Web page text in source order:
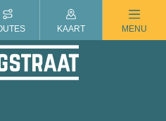
KAART MENU